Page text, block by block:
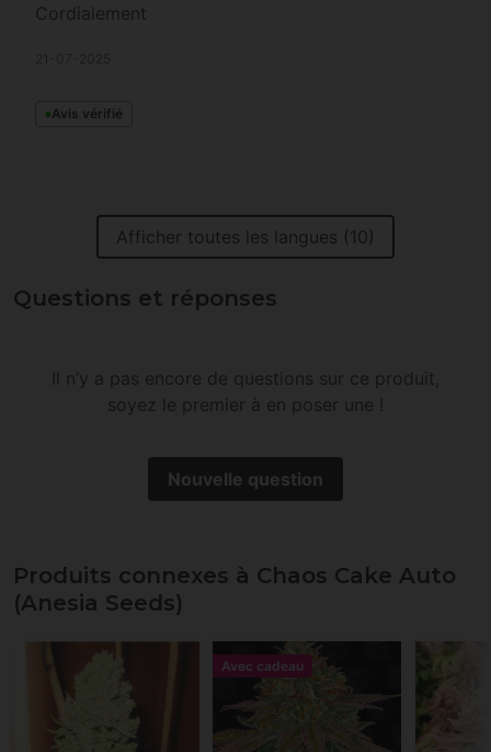
Cordialement
Avis vérifié
Afficher toutes les langues (10)
Questions et réponses
Il n’y a pas encore de questions sur ce produit,
soyez le premier à en poser une !
Nouvelle question
Produits connexes à Chaos Cake Auto
(Anesia Seeds)
Avec cadeau